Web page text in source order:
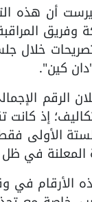
أن هذه
وفريق
خلال
كين".
الرقم
إذ
المعلنة في ظل
الأرقام في